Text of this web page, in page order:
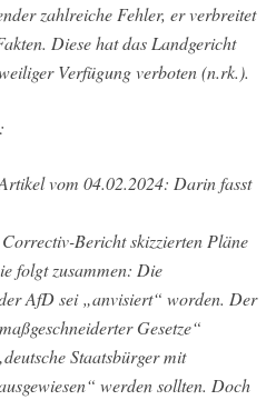
zahlreiche Fehler, er verbreitet
Diese hat das Landgericht
Verfügung verboten (n.rk.).
vom 04.02.2024: Darin fasst
Bericht skizzierten Pläne
folgt zusammen: Die
AfD sei „anvisiert“ worden. Der
Gesetze“
Staatsbürger mit
werden sollten. Doch